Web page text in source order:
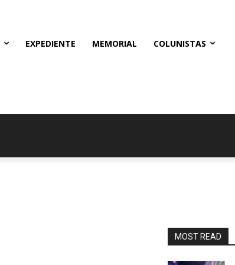
EXPEDIENTE MEMORIAL COLUNISTAS
MOST READ